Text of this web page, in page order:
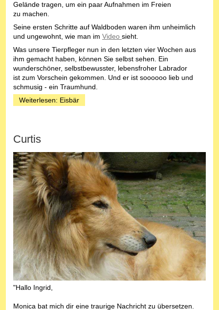
Gelände tragen, um ein paar Aufnahmen im Freien
zu machen.
Seine ersten Schritte auf Waldboden waren ihm unheimlich
und ungewohnt, wie man im Video sieht.
Was unsere Tierpfleger nun in den letzten vier Wochen aus
ihm gemacht haben, können Sie selbst sehen. Ein
wunderschöner, selbstbewusster, lebensfroher Labrador
ist zum Vorschein gekommen. Und er ist soooooo lieb und
schmusig - ein Traumhund.
Weiterlesen: Eisbär
Curtis
"Hallo Ingrid,
Monica bat mich dir eine traurige Nachricht zu übersetzen.